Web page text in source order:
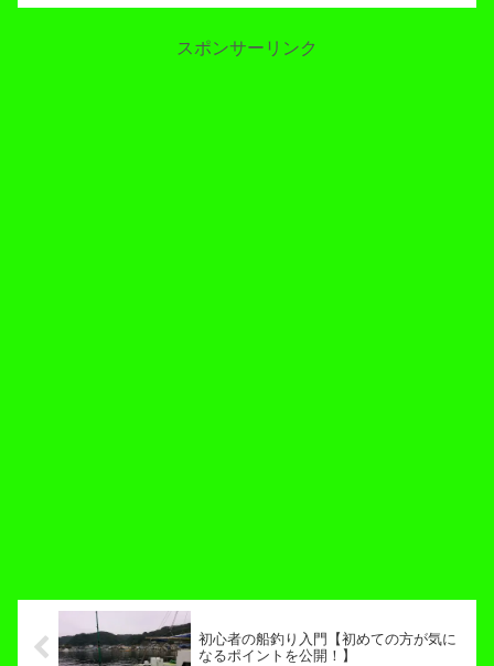
じゃうじゃ！ミックスポンドはマッディ
スポンサーリンク
初心者の船釣り入門【初めての方が気に
なるポイントを公開！】